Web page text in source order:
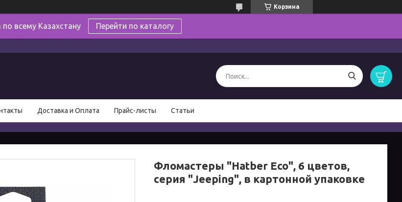
Корзина
всему Казахстану Перейти по каталогу
Доставка и Оплата Прайс-листы Статьи
Фломастеры "Hatber Eco", 6 цветов,
серия "Jeeping", в картонной упаковке